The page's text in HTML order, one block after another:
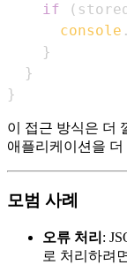
if
(
console .
}
}
}
이 접근 방식은 더
애플리케이션을
모범 사례
오류 처리 :
로 처리하려